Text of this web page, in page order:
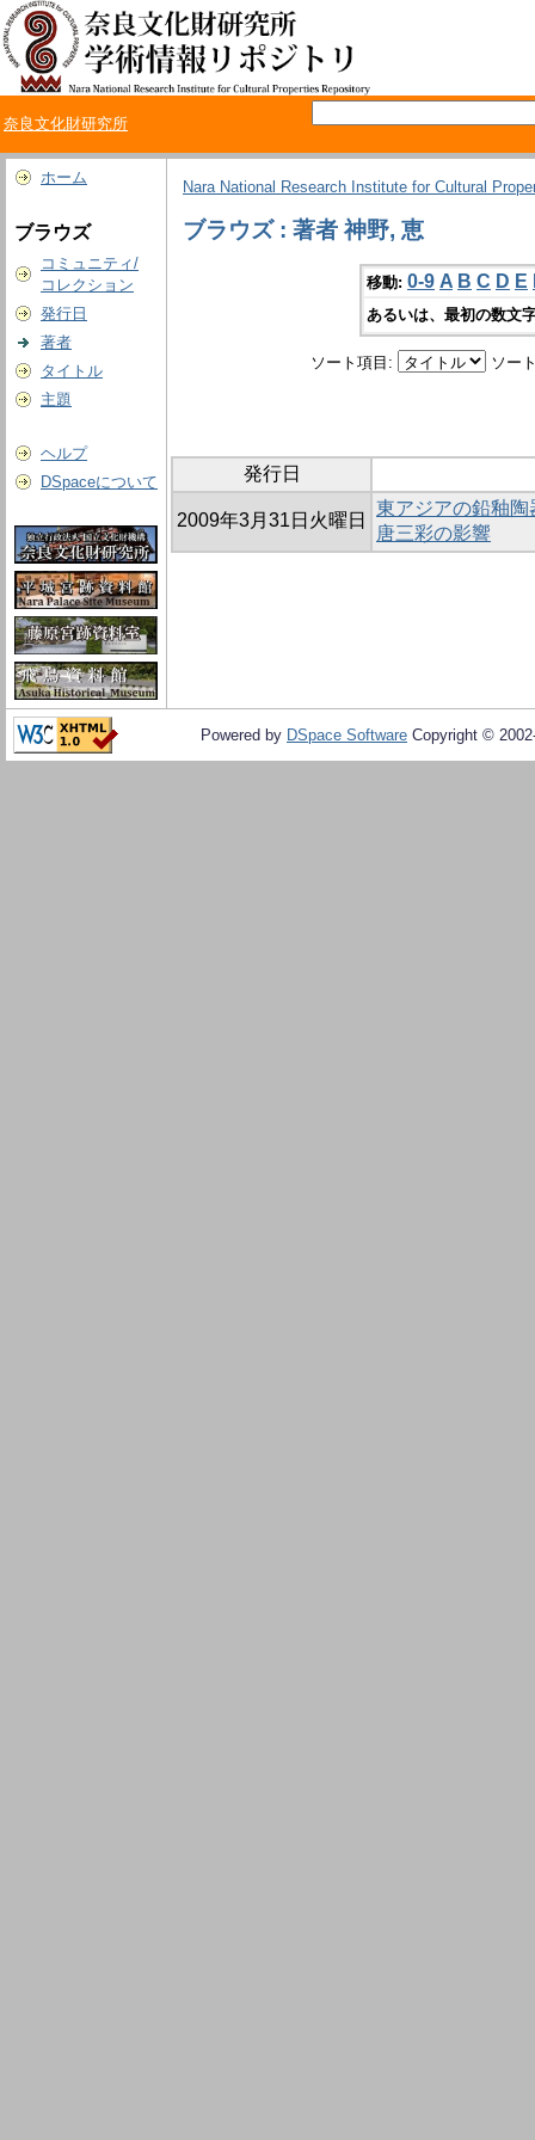
奈良文化財研究所
ホーム
ブラウズ
コミュニティ/
コレクション
発行日
著者
タイトル
主題
ヘルプ
DSpaceについて
Nara National Research Institute for Cultural
ブラウズ : 著者 神野, 恵
移動: 0-9 A B C D E
あるいは、最初の数文
ソート項目: ソー
発行日
2009年3月31日火曜日
東アジアの鉛釉
唐三彩の影響
Powered by DSpace Software Copyright ©